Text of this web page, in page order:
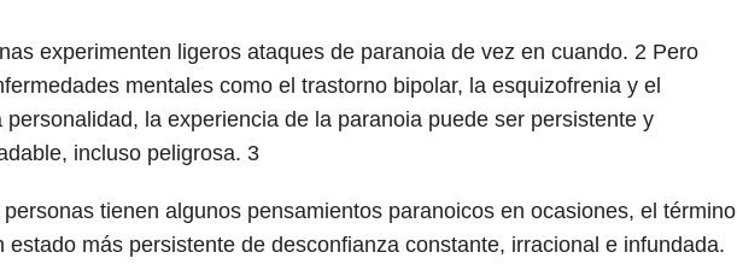
experimenten ligeros ataques de paranoia de vez en cuando. 2Pero
mentales como el trastorno bipolar, la esquizofrenia y el
la experiencia de la paranoia puede ser persistente y
incluso peligrosa. 3
tienen algunos pensamientos paranoicos en ocasiones, el término
estado más persistente de desconfianza constante, irracional e infundada.